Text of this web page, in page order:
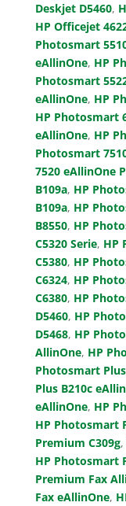
Deskjet D5460,
HP Officejet
Photosmart
eAllinOne, HP
Photosmart
eAllinOne, HP
HP Photosmart
eAllinOne, HP
Photosmart
7520 eAllinOne
B109a, HP
B109a, HP
B8550, HP
C5320 Serie, HP
C5380, HP
C6324, HP
C6380, HP
D5460, HP
D5468, HP
AllinOne, HP
Photosmart
Plus B210c
eAllinOne, HP
HP Photosmart
Premium C309g,
HP Photosmart
Premium Fax
Fax eAllinOne,